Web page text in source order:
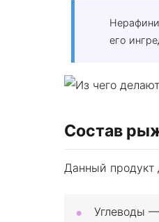
его
Состав
Данный продукт
Углеводы